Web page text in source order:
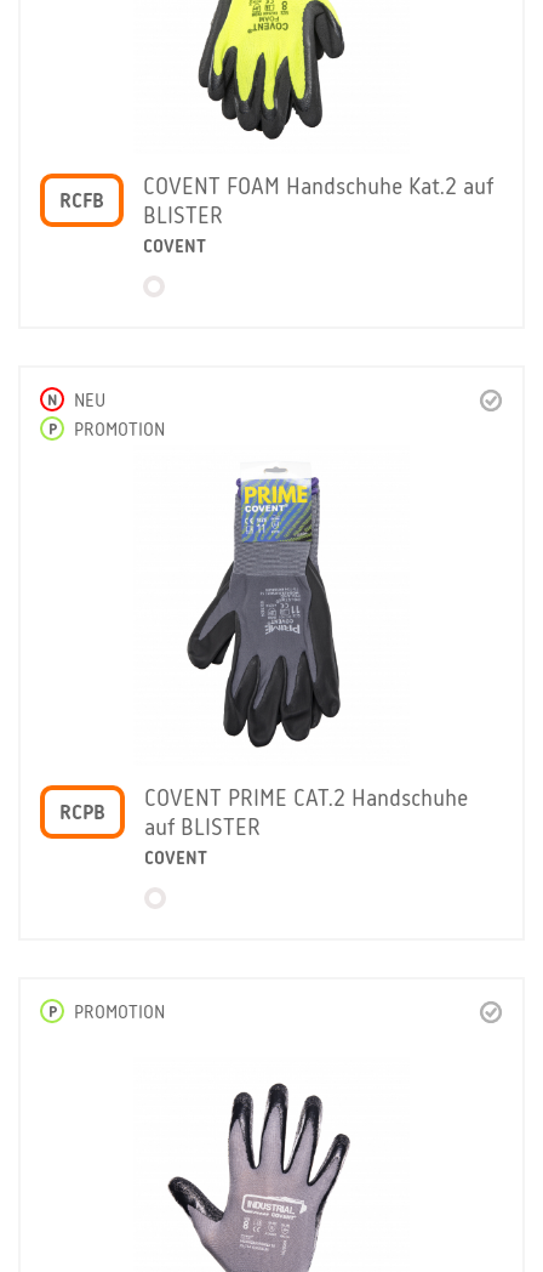
RCFB
COVENT FOAM Handschuhe Kat.2 auf
BLISTER
COVENT
N NEU
P PROMOTION
RCPB
COVENT PRIME CAT.2 Handschuhe
auf BLISTER
COVENT
P PROMOTION